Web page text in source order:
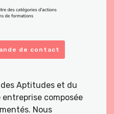
de contact
Aptitudes et du
composée
Nous